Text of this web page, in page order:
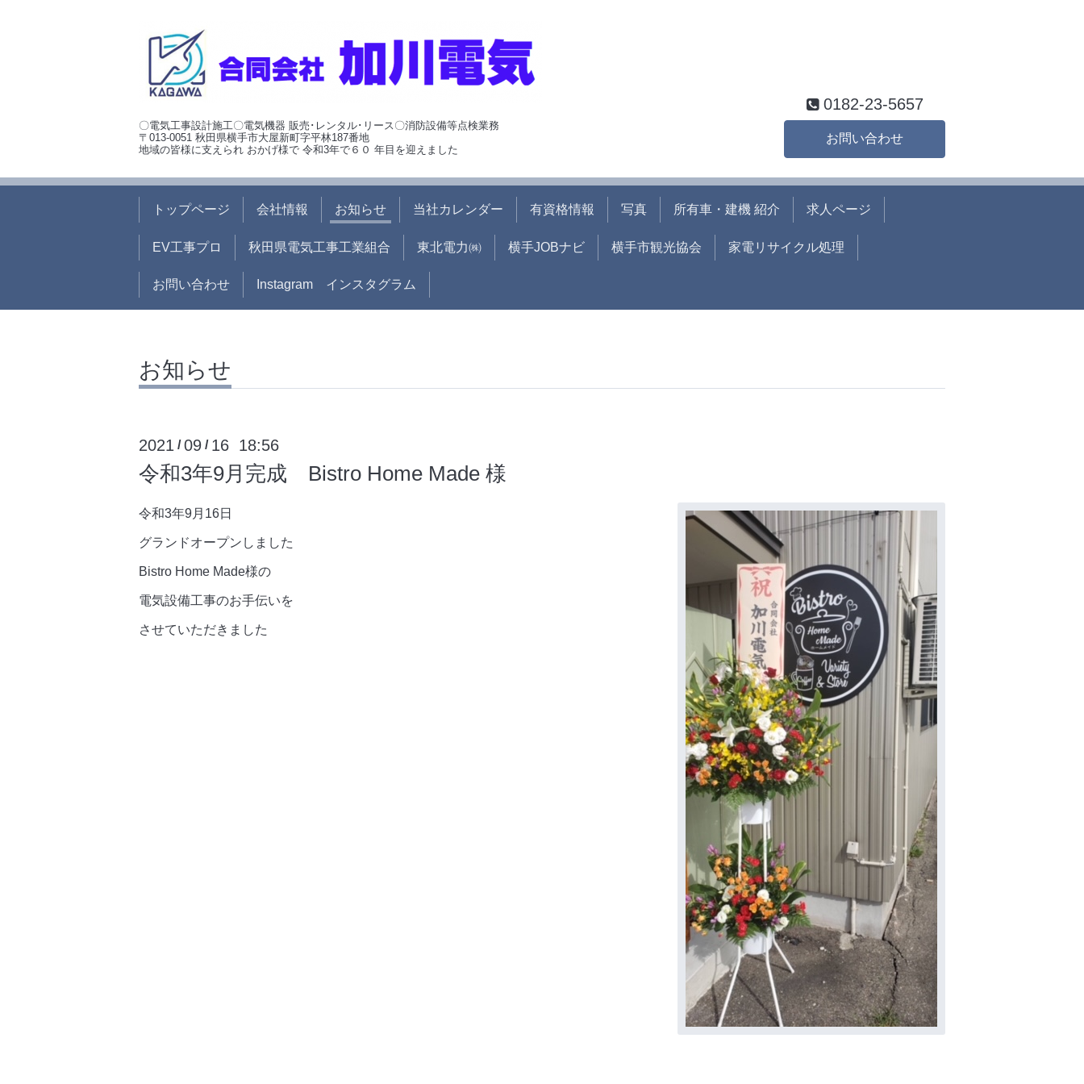
〇電気工事設計施工〇電気機器 販売･レンタル･リース〇消防設備等点検業務
〒013-0051 秋田県横手市大屋新町字平林187番地
地域の皆様に支えられ おかげ様で 令和3年で６０ 年目を迎えました
0182-23-5657
お問い合わせ
トップページ 会社情報 お知らせ 当社カレンダー 有資格情報 写真 所有車・建機 紹介 求人ページ
EV工事プロ 秋田県電気工事工業組合 東北電力㈱ 横手JOBナビ 横手市観光協会 家電リサイクル処理
お問い合わせ Instagram インスタグラム
お知らせ
2021 /09 / 16 18:56
令和3年9月完成 Bistro Home Made 様
令和3年9月16日
グランドオープンしました
Bistro Home Made様の
電気設備工事のお手伝いを
させていただきました